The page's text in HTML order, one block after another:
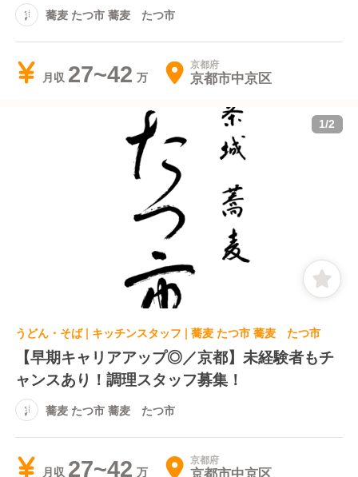
蕎麦 たつ市 蕎麦 たつ市
月収 27~42 京都府
京都市中京区
1/2
うどん・そば | キッチンスタッフ | 蕎麦 たつ市 蕎麦 たつ市
【早期キャリアアップ◎／京都】未経験者もチ
ャンスあり！調理スタッフ募集！
蕎麦 たつ市 蕎麦 たつ市
月収 27~42 京都府
京都市中京区